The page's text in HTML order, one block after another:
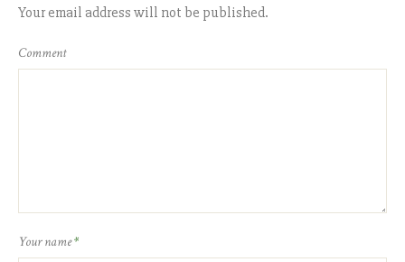
Your email address will not be published.
Comment
Your name*